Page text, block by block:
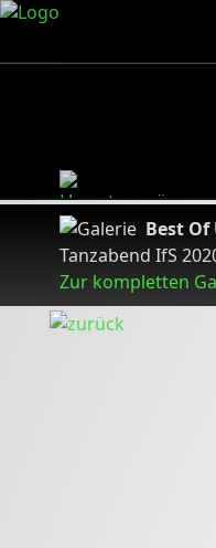
Best Of
Tanzabend IfS
Zur kompletten